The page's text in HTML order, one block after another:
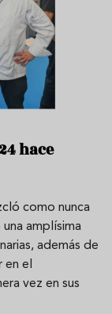
hace
como nunca
amplísima
además de
en el
vez en sus